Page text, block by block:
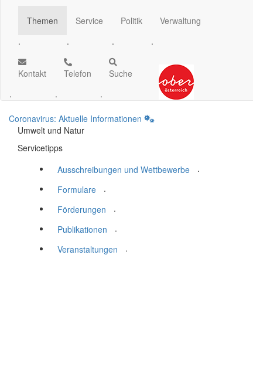
Themen
.
Service
.
Politik
.
Verwaltung
.
Kontakt
.
Telefon
.
Suche
.
Coronavirus: Aktuelle Informationen
Umwelt und Natur
Servicetipps
Ausschreibungen und Wettbewerbe
.
Formulare
.
Förderungen
.
Publikationen
.
Veranstaltungen
.